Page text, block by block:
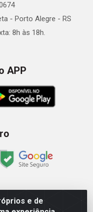
e de
- Porto Alegre - RS
8h às 18h.
APP
Senador Queiróz, 274